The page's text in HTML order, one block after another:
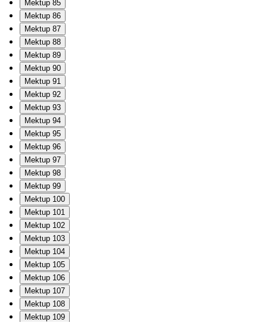
Mektup 85
Mektup 86
Mektup 87
Mektup 88
Mektup 89
Mektup 90
Mektup 91
Mektup 92
Mektup 93
Mektup 94
Mektup 95
Mektup 96
Mektup 97
Mektup 98
Mektup 99
Mektup 100
Mektup 101
Mektup 102
Mektup 103
Mektup 104
Mektup 105
Mektup 106
Mektup 107
Mektup 108
Mektup 109